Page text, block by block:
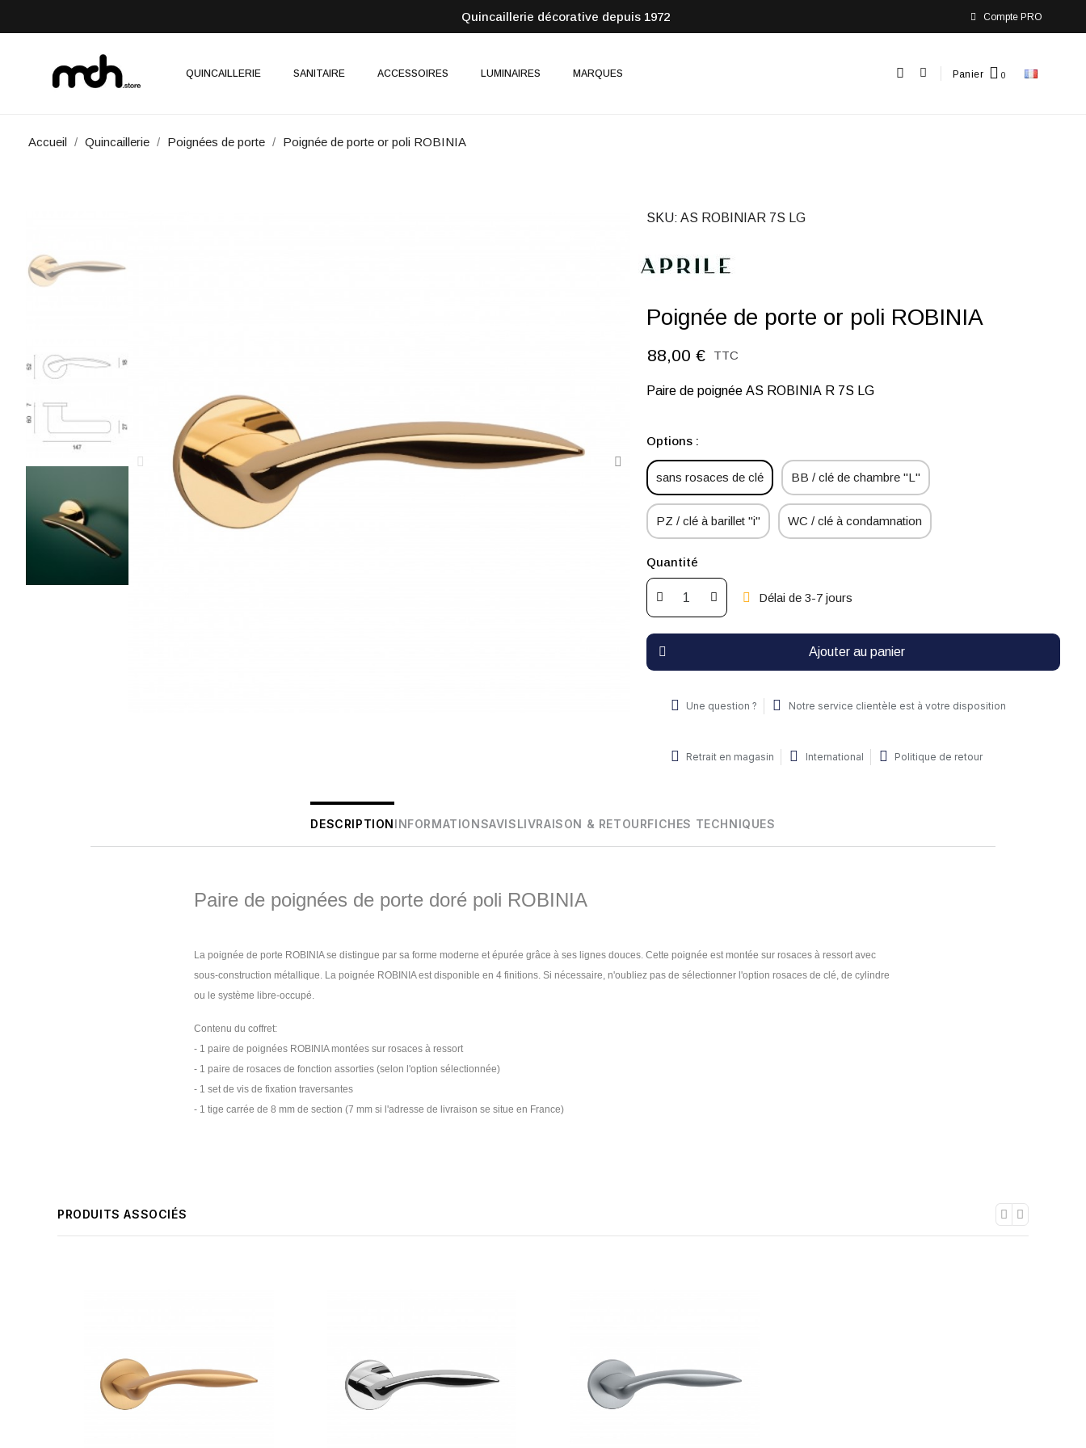
Quincaillerie décorative depuis 1972 Compte PRO
QUINCAILLERIE SANITAIRE ACCESSOIRES LUMINAIRES MARQUES Panier
Accueil Quincaillerie Poignées de porte Poignée de porte or poli ROBINIA
SKU AS ROBINIAR 7S LG
Poignée de porte or poli ROBINIA
88,00 € TTC
Paire de poignée AS ROBINIA R 7S LG
Options :
sans rosaces de clé BB / clé de chambre "L"
PZ / clé à barillet "i" WC / clé à condamnation
Quantité
Délai de 3-7 jours
Ajouter au panier
Une question ? Notre service clientèle est à votre disposition
Retrait en magasin International Politique de retour
DESCRIPTIONINFORMATIONSAVISLIVRAISON & RETOURFICHES TECHNIQUES
Paire de poignées de porte doré poli ROBINIA
La poignée de porte ROBINIA se distingue par sa forme moderne et épurée grâce à ses lignes douces. Cette poignée est montée sur rosaces à ressort avec
sous-construction métallique. La poignée ROBINIA est disponible en 4 finitions. Si nécessaire, n'oubliez pas de sélectionner l'option rosaces de clé, de cylindre
ou le système libre-occupé.
Contenu du coffret:
- 1 paire de poignées ROBINIA montées sur rosaces à ressort
- 1 paire de rosaces de fonction assorties (selon l'option sélectionnée)
- 1 set de vis de fixation traversantes
- 1 tige carrée de 8 mm de section (7 mm si l'adresse de livraison se situe en France)
PRODUITS ASSOCIÉS